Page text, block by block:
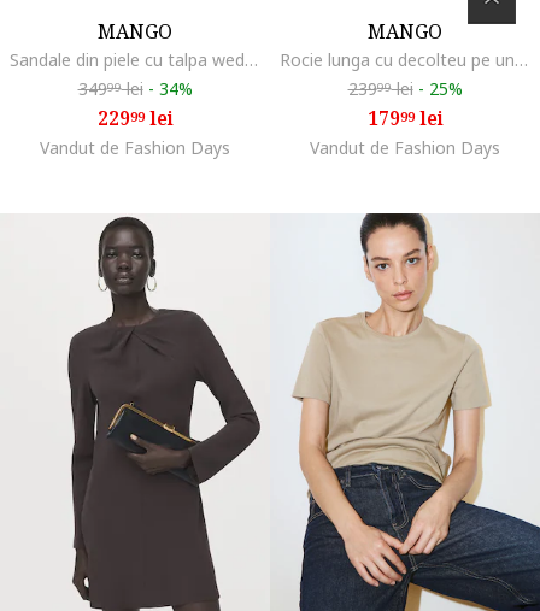
MANGO
Sandale din piele cu talpa wedge, Maro scortisoara
34999lei - 34%
22999lei
Vandut de Fashion Days
MANGO
Rocie lunga cu decolteu pe un umar si detalii cu fronseuri, Roz pastel
23999lei - 25%
17999lei
Vandut de Fashion Days